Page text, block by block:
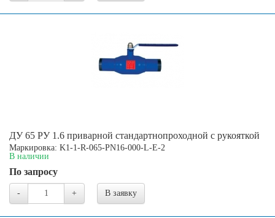
ДУ 65 РУ 1.6 приварной стандартнопроходной с рукояткой
Маркировка: K1-1-R-065-PN16-000-L-E-2
В наличии
По запросу
- + В заявку